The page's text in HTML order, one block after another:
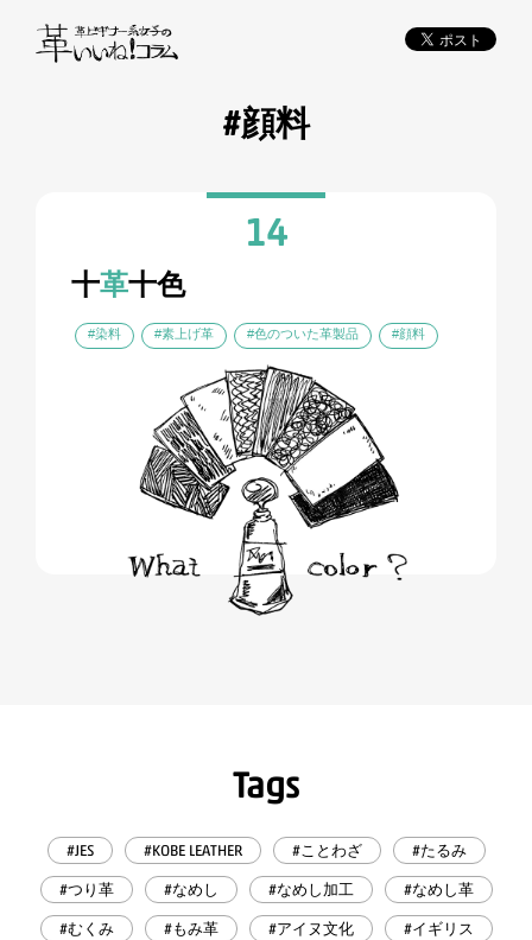
#顔料
14
十革十色
#染料 #素上げ革 #色のついた革製品 #顔料
Tags
#JES #KOBE LEATHER #ことわざ #たるみ
#つり革 #なめし #なめし加工 #なめし革
#むくみ #もみ革 #アイヌ文化 #イギリス